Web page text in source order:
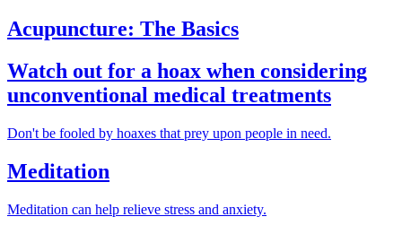
Acupuncture: The Basics
Watch out for a hoax when considering
unconventional medical treatments
Don't be fooled by hoaxes that prey upon people in need.
Meditation
Meditation can help relieve stress and anxiety.